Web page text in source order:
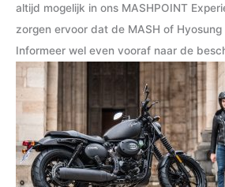
altijd mogelijk in ons MASHPOINT
zorgen ervoor dat de MASH of
Informeer wel even vooraf naar de